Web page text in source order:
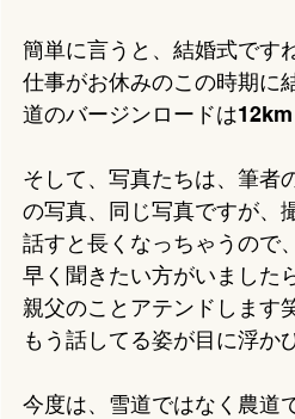
簡単に言うと、結婚式です
仕事がお休みのこの時期に
道のバージンロードは12km
そして、写真たちは、筆者
の写真、同じ写真ですが、
話すと長くなっちゃうので
早く聞きたい方がいました
親父のことアテンドします
もう話してる姿が目に浮か
今度は、雪道ではなく農道